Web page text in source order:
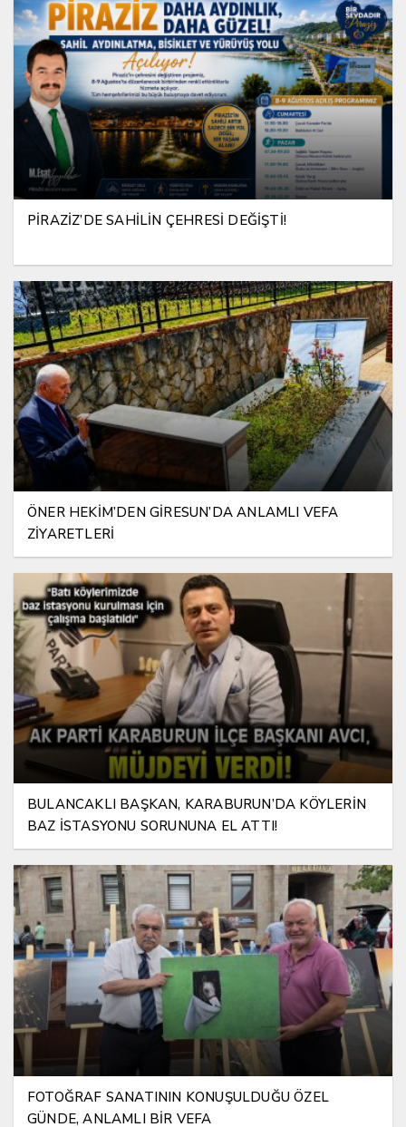
PİRAZİZ’DE SAHİLİN ÇEHRESİ DEĞİŞTİ!
ÖNER HEKİM’DEN GİRESUN’DA ANLAMLI VEFA
ZİYARETLERİ
BULANCAKLI BAŞKAN, KARABURUN’DA KÖYLERİN
BAZ İSTASYONU SORUNUNA EL ATTI!
FOTOĞRAF SANATININ KONUŞULDUĞU ÖZEL
GÜNDE, ANLAMLI BİR VEFA